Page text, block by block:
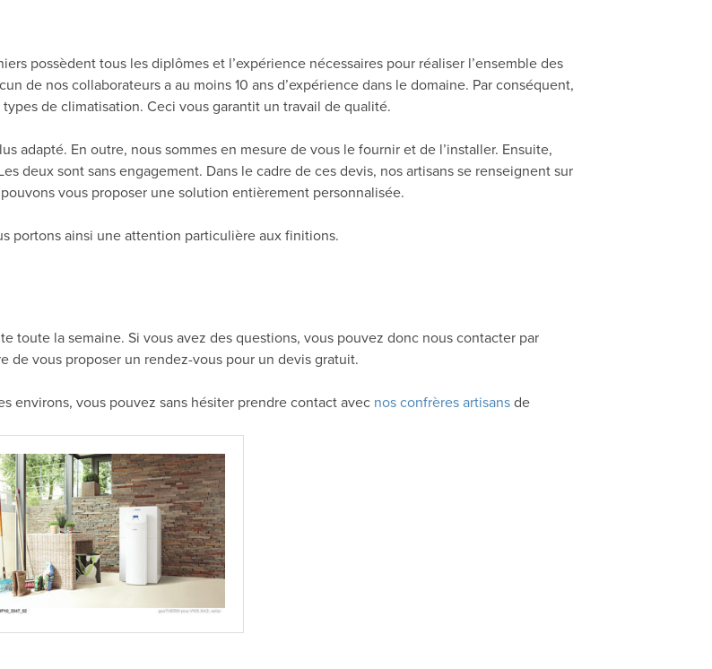
possèdent tous les diplômes et l’expérience nécessaires pour réaliser l’ensemble des
de nos collaborateurs a au moins 10 ans d’expérience dans le domaine. Par conséquent,
de climatisation. Ceci vous garantit un travail de qualité.
adapté. En outre, nous sommes en mesure de vous le fournir et de l’installer. Ensuite,
deux sont sans engagement. Dans le cadre de ces devis, nos artisans se renseignent sur
vous proposer une solution entièrement personnalisée.
portons ainsi une attention particulière aux finitions.
toute la semaine. Si vous avez des questions, vous pouvez donc nous contacter par
de vous proposer un rendez-vous pour un devis gratuit.
environs, vous pouvez sans hésiter prendre contact avec nos confrères artisans de